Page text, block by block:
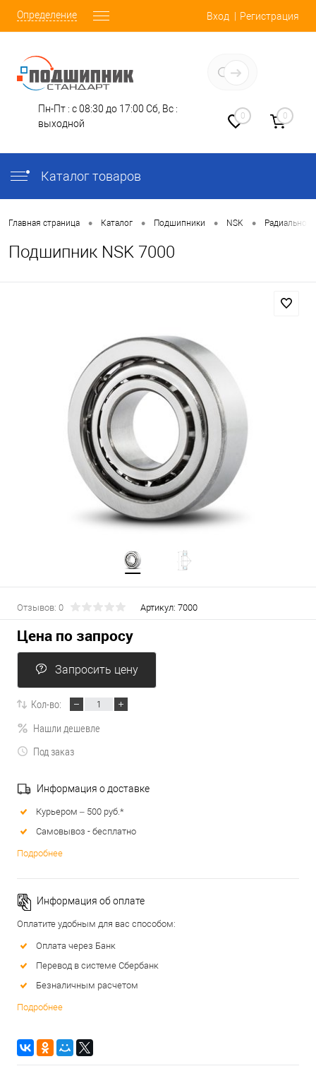
Определение Вход Регистрация
Пн-Пт : с 08:30 до 17:00 Сб, Вс :
выходной
0 0
Каталог товаров
Главная страница • Каталог • Подшипники • NSK • Радиально-
Подшипник NSK 7000
Отзывов: 0 Артикул: 7000
Цена по запросу
Запросить цену
Кол-во:
Нашли дешевле
Под заказ
Информация о доставке
Курьером – 500 руб.*
Самовывоз - бесплатно
Подробнее
Информация об оплате
Оплатите удобным для вас способом:
Оплата через Банк
Перевод в системе Сбербанк
Безналичным расчетом
Подробнее